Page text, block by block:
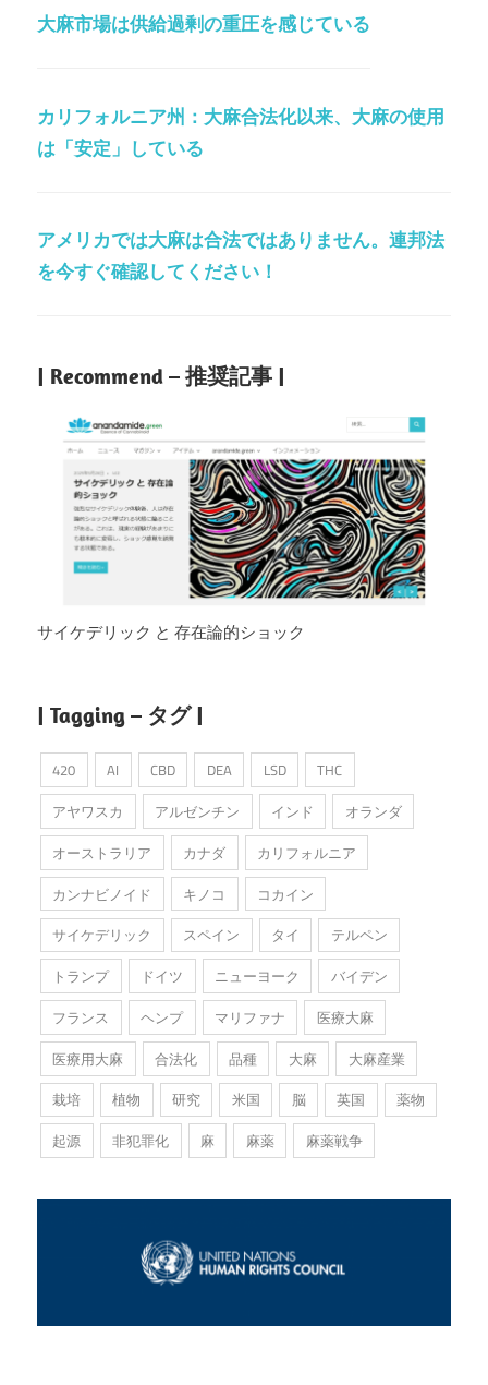
大麻市場は供給過剰の重圧を感じている
カリフォルニア州：大麻合法化以来、大麻の使用
は「安定」している
アメリカでは大麻は合法ではありません。連邦法
を今すぐ確認してください！
| Recommend – 推奨記事 |
サイケデリック と 存在論的ショック
| Tagging – タグ |
420 AI CBD DEA LSD
THC
アヤワスカ
アルゼンチン インド
オランダ
オーストラリア
カナダ
カリフォルニア
カンナビノイド
キノコ
コカイン
サイケデリック
スペイン タイ
テルペン
トランプ
ドイツ ニューヨーク
バイデン
フランス
ヘンプ マリファナ
医療大麻
医療用大麻
合法化 品種 大麻
大麻産業
栽培
植物 研究 米国 脳 英国
薬物
起源
非犯罪化 麻 麻薬 麻薬戦争